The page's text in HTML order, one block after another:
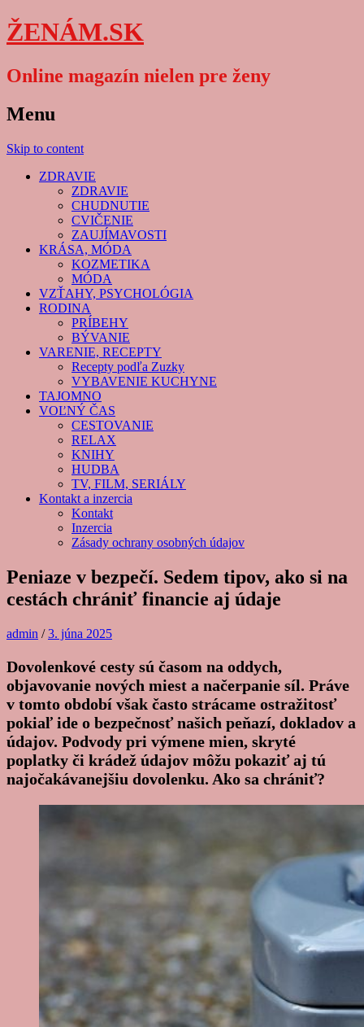
ŽENÁM.SK
Online magazín nielen pre ženy
Menu
Skip to content
ZDRAVIE
ZDRAVIE
CHUDNUTIE
CVIČENIE
ZAUJÍMAVOSTI
KRÁSA, MÓDA
KOZMETIKA
MÓDA
VZŤAHY, PSYCHOLÓGIA
RODINA
PRÍBEHY
BÝVANIE
VARENIE, RECEPTY
Recepty podľa Zuzky
VYBAVENIE KUCHYNE
TAJOMNO
VOĽNÝ ČAS
CESTOVANIE
RELAX
KNIHY
HUDBA
TV, FILM, SERIÁLY
Kontakt a inzercia
Kontakt
Inzercia
Zásady ochrany osobných údajov
Peniaze v bezpečí. Sedem tipov, ako si na
cestách chrániť financie aj údaje
admin /3. júna 2025
Dovolenkové cesty sú časom na oddych,
objavovanie nových miest a načerpanie síl. Práve
v tomto období však často strácame ostražitosť
pokiaľ ide o bezpečnosť našich peňazí, dokladov a
údajov. Podvody pri výmene mien, skryté
poplatky či krádež údajov môžu pokaziť aj tú
najočakávanejšiu dovolenku. Ako sa chrániť?